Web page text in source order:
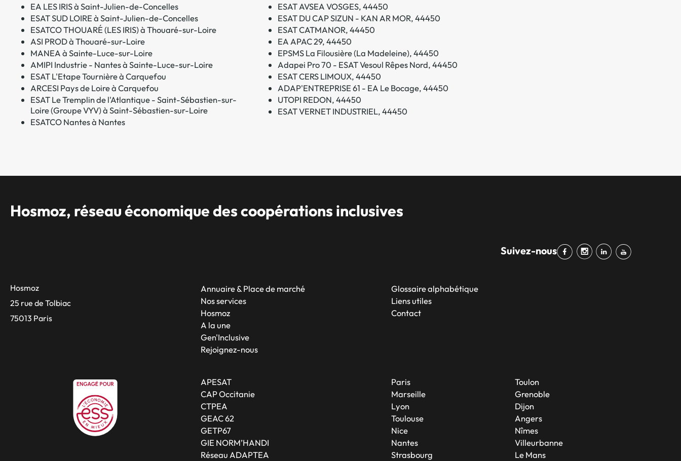
EA LES IRIS à Saint-Julien-de-Concelles
ESAT SUD LOIRE à Saint-Julien-de-Concelles
ESATCO THOUARÉ (LES IRIS) à Thouaré-sur-Loire
ASI PROD à Thouaré-sur-Loire
MANEA à Sainte-Luce-sur-Loire
AMIPI Industrie - Nantes à Sainte-Luce-sur-Loire
ESAT L'Etape Tournière à Carquefou
ARCESI Pays de Loire à Carquefou
ESAT Le Tremplin de l'Atlantique - Saint-Sébastien-sur-
Loire (Groupe VYV) à Saint-Sébastien-sur-Loire
ESATCO Nantes à Nantes
ESAT AVSEA VOSGES, 44450
ESAT DU CAP SIZUN - KAN AR MOR, 44450
ESAT CATMANOR, 44450
EA APAC 29, 44450
EPSMS La Filousière (La Madeleine), 44450
Adapei Pro 70 - ESAT Vesoul Rêpes Nord, 44450
ESAT CERS LIMOUX, 44450
ADAP'ENTREPRISE 61 - EA Le Bocage, 44450
UTOPI REDON, 44450
ESAT VERNET INDUSTRIEL, 44450
Hosmoz, réseau économique des coopérations inclusives
Suivez-nous
Hosmoz
25 rue de Tolbiac
75013 Paris
Annuaire & Place de marché
Nos services
Hosmoz
A la une
Gen'Inclusive
Rejoignez-nous
Glossaire alphabétique
Liens utiles
Contact
APESAT
CAP Occitanie
CTPEA
GEAC 62
GETP67
GIE NORM’HANDI
Réseau ADAPTEA
Paris
Marseille
Lyon
Toulouse
Nice
Nantes
Strasbourg
Toulon
Grenoble
Dijon
Angers
Nîmes
Villeurbanne
Le Mans